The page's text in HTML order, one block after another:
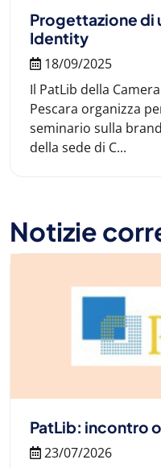
Progettazione di
Identity
18/09/2025
Il PatLib della
Pescara organizza
seminario sulla
della sede di C...
Notizie
PatLib: incontro
23/07/2026